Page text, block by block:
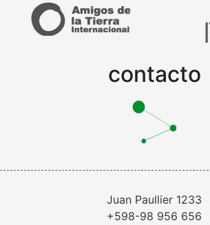
contacto
Juan Paullier 1233
+598-98 956 656